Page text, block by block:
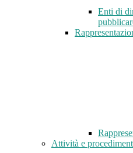
Enti di
Attività e